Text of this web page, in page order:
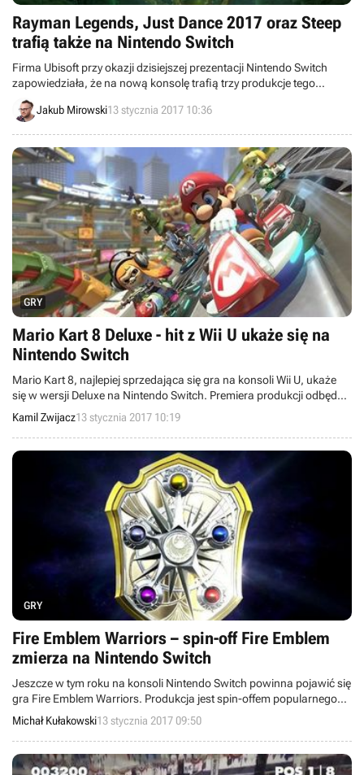
Rayman Legends, Just Dance 2017 oraz Steep
trafią także na Nintendo Switch
Firma Ubisoft przy okazji dzisiejszej prezentacji Nintendo Switch
zapowiedziała, że na nową konsolę trafią trzy produkcje tego
wydawcy: Rayman Legends, Just Dance 2017 oraz Steep.
Jakub Mirowski13 stycznia 2017 10:36
GRY
Mario Kart 8 Deluxe - hit z Wii U ukaże się na
Nintendo Switch
Mario Kart 8, najlepiej sprzedająca się gra na konsoli Wii U, ukaże
się w wersji Deluxe na Nintendo Switch. Premiera produkcji odbędzie
się 28 kwietnia bieżącego roku.
Kamil Zwijacz13 stycznia 2017 10:19
GRY
Fire Emblem Warriors – spin-off Fire Emblem
zmierza na Nintendo Switch
Jeszcze w tym roku na konsoli Nintendo Switch powinna pojawić się
gra Fire Emblem Warriors. Produkcja jest spin-offem popularnego
cyklu strategicznych RPG, który korzystać będzie z formuły serii
Dynasty Warriors, stworzonej przez studio Omega Force.
Michał Kułakowski13 stycznia 2017 09:50